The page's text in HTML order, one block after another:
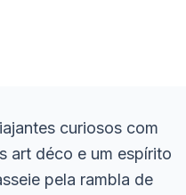
curiosos com
art déco e um espírito
pela rambla de